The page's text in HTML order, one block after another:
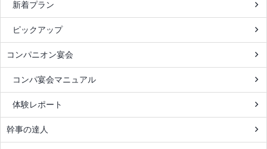
新着プラン
ピックアップ
コンパニオン宴会
コンパ宴会マニュアル
体験レポート
幹事の達人